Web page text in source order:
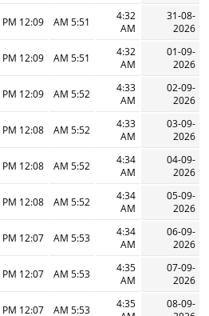
31-08-
2026
4:32
AM
5:51 AM
12:09 PM
01-09-
2026
4:32
AM
5:51 AM
12:09 PM
02-09-
2026
4:33
AM
5:52 AM
12:09 PM
03-09-
2026
4:33
AM
5:52 AM
12:08 PM
04-09-
2026
4:34
AM
5:52 AM
12:08 PM
05-09-
2026
4:34
AM
5:52 AM
12:08 PM
06-09-
2026
4:34
AM
5:53 AM
12:07 PM
07-09-
2026
4:35
AM
5:53 AM
12:07 PM
08-09-
4:35
5:53 AM
12:07 PM